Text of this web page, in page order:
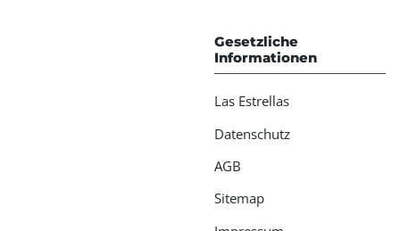
Gesetzliche
Informationen
Las Estrellas
Datenschutz
AGB
Sitemap